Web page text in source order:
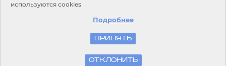
используются cookies
Подробнее
ПРИНЯТЬ
ОТКЛОНИТЬ